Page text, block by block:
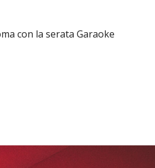
con la serata Garaoke